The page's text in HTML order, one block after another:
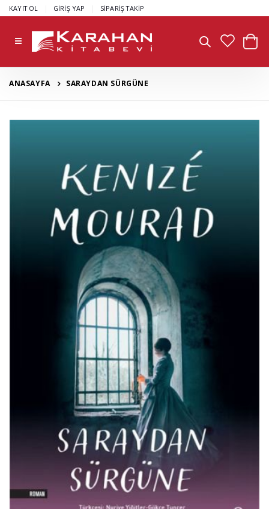
KAYIT OL GİRİŞ YAP SİPARİŞ TAKİP
ANASAYFA SARAYDAN SÜRGÜNE